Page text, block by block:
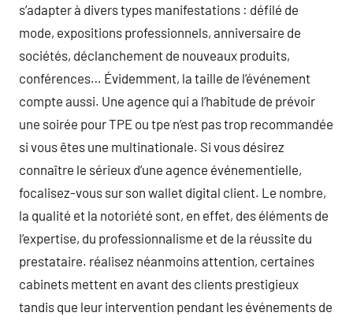
s’adapter à divers types manifestations : défilé de
mode, expositions professionnels, anniversaire de
sociétés, déclanchement de nouveaux produits,
conférences… Évidemment, la taille de l’événement
compte aussi. Une agence qui a l’habitude de prévoir
une soirée pour TPE ou tpe n’est pas trop recommandée
si vous êtes une multinationale. Si vous désirez
connaître le sérieux d’une agence événementielle,
focalisez-vous sur son wallet digital client. Le nombre,
la qualité et la notoriété sont, en effet, des éléments de
l’expertise, du professionnalisme et de la réussite du
prestataire. réalisez néanmoins attention, certaines
cabinets mettent en avant des clients prestigieux
tandis que leur intervention pendant les événements de